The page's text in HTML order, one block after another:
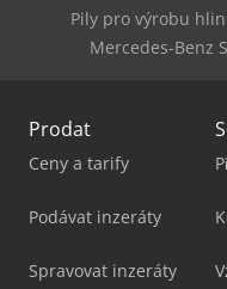
Index G200
Pily pro výrobu
Mercedes-Benz
Prodat
Ceny a tarify
Podávat inzeráty
Spravovat inzeráty